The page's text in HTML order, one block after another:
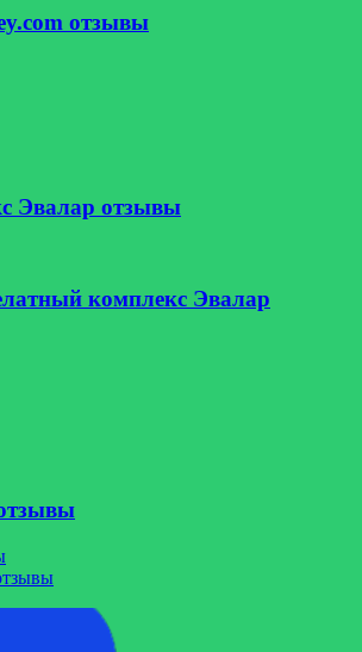
отзывы
Эвалар отзывы
комплекс Эвалар